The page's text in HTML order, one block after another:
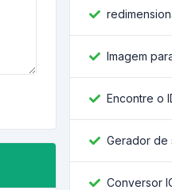
Imagem
Encontre o
Gerador de
Conversor